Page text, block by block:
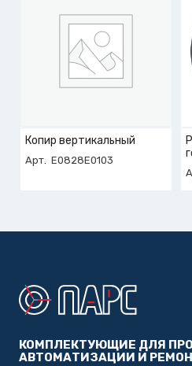
Копир вертикальный
Арт. E0828E0103
КОМПЛЕКТУЮЩИЕ ДЛЯ
АВТОМАТИЗАЦИИ И